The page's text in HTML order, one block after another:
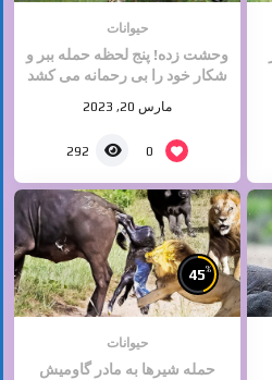
حیوانات
وحشت زده! پنج لحظه حمله ببر و
شکار خود را بی رحمانه می کشد
مارس 20, 2023
0
292
45%
حیوانات
حمله شیرها به مادر گاومیش